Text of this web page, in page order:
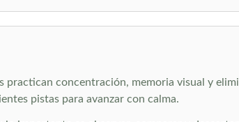
concentración, memoria visual y
pistas para avanzar con calma.